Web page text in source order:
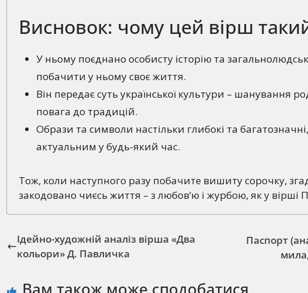
Висновок: чому цей вірш
У ньому поєднано особисту історію та
побачити у ньому своє життя.
Він передає суть української культури – шанування
повага до традицій.
Образи та символи настільки глибокі та
актуальним у будь-який час.
Тож, коли наступного разу побачите вишиту сорочку,
закодовано чиєсь життя – з любов’ю і журбою, як у вірші
Ідейно-художній аналіз вірша «Два
кольори» Д. Павличка
Паспорт